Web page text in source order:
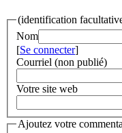
(identification
Nom
[Se connecter]
Courriel (non publié)
Votre site web
Ajoutez votre